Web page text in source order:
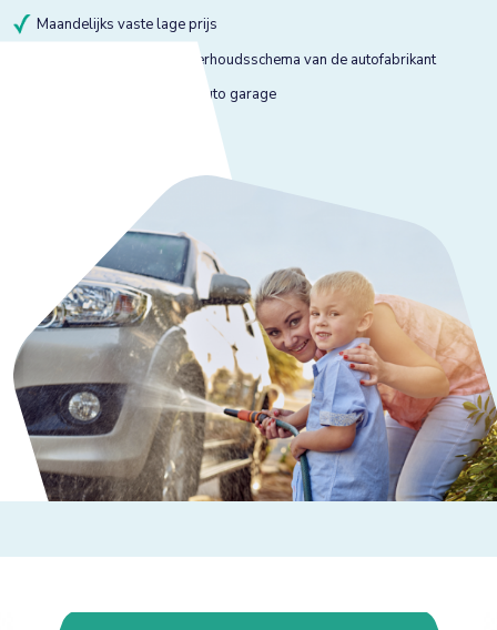
Maandelijks vaste lage prijs
Onderhoud volgens onderhoudsschema van de autofabrikant
Onderhoud bij gekeurde auto garage